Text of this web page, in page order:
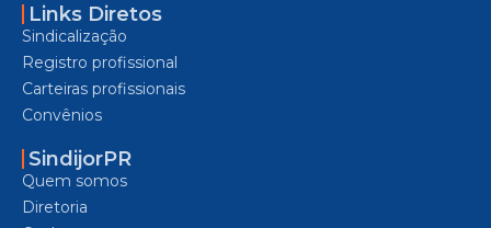
Links Diretos
Sindicalização
Registro profissional
Carteiras profissionais
Convênios
SindijorPR
Quem somos
Diretoria